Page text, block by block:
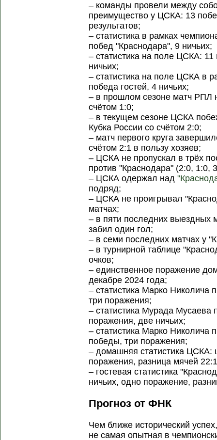
– команды провели между
преимущество у ЦСКА: 13
результатов;
– статистика в рамках
побед "Краснодара", 9 ничьих;
– статистика на поле ЦСКА:
ничьих;
– статистика на поле ЦСКА в
победа гостей, 4 ничьих;
– в прошлом сезоне матч РПЛ
счётом 1:0;
– в текущем сезоне ЦСКА
Кубка России со счётом 2:0;
– матч первого круга
счётом 2:1 в пользу хозяев;
– ЦСКА не пропускал в трёх
против "Краснодара" (2:0, 1:0,
– ЦСКА одержал над
подряд;
– ЦСКА не проигрывал
матчах;
– в пяти последних выездных
забил один гол;
– в семи последних матчах у
– в турнирной таблице
очков;
– единственное поражение
декабре 2024 года;
– статистика Марко Николича
три поражения;
– статистика Мурада
поражения, две ничьих;
– статистика Марко
победы, три поражения;
– домашняя статистика ЦСКА:
поражения, разница мячей
– гостевая статистика
ничьих, одно поражение,
Прогноз от ФНК
Чем ближе исторический
не самая опытная в